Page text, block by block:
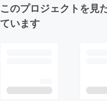
このプロジェクトを見
ています